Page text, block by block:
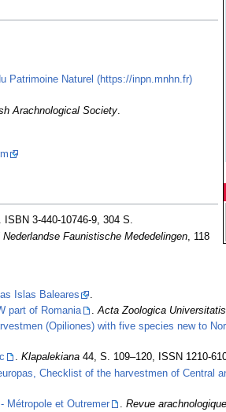
Patrimoine Naturel (https://inpn.mnhn.fr)
Arachnological Society.
ISBN 3-440-10746-9, 304 S.
Faunistische Mededelingen, 118
Islas Baleares
part of Romania Acta Zoologica
(Opiliones) with five species new to
. Klapalekiana44, S. 109–120, ISSN 1210-
Checklist of the harvestmen of Central
Métropole et Outremer . Revue